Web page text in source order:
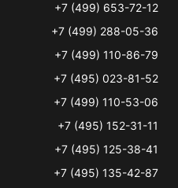
+7 (499) 653-72-12
+7 (499) 288-05-36
+7 (499) 110-86-79
+7 (495) 023-81-52
+7 (499) 110-53-06
+7 (495) 152-31-11
+7 (495) 125-38-41
+7 (495) 135-42-87